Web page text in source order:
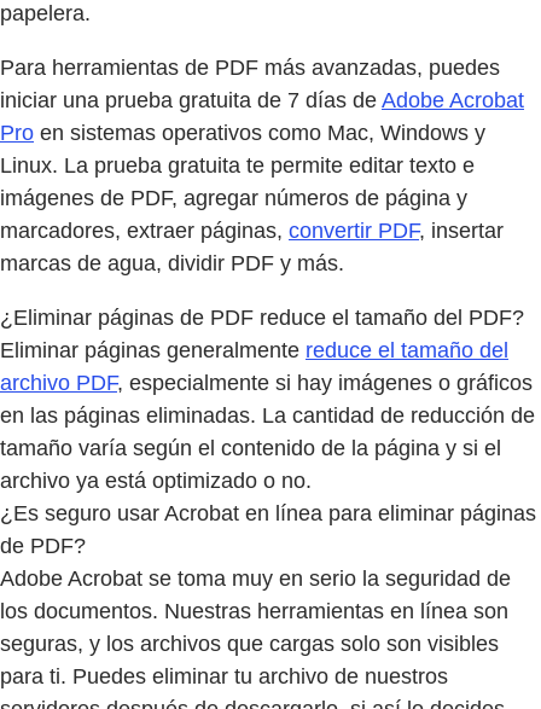
papelera.
Para herramientas de PDF más avanzadas, puedes
iniciar una prueba gratuita de 7 días de Adobe Acrobat
Pro en sistemas operativos como Mac, Windows y
Linux. La prueba gratuita te permite editar texto e
imágenes de PDF, agregar números de página y
marcadores, extraer páginas, convertir PDF, insertar
marcas de agua, dividir PDF y más.
¿Eliminar páginas de PDF reduce el tamaño del PDF?
Eliminar páginas generalmente reduce el tamaño del
archivo PDF, especialmente si hay imágenes o gráficos
en las páginas eliminadas. La cantidad de reducción de
tamaño varía según el contenido de la página y si el
archivo ya está optimizado o no.
¿Es seguro usar Acrobat en línea para eliminar páginas
de PDF?
Adobe Acrobat se toma muy en serio la seguridad de
los documentos. Nuestras herramientas en línea son
seguras, y los archivos que cargas solo son visibles
para ti. Puedes eliminar tu archivo de nuestros